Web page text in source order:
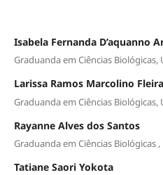
Isabela Fernanda D’aquanno
Graduanda em Ciências Biológicas,
Larissa Ramos Marcolino Fleira
Graduanda em Ciências Biológicas,
Rayanne Alves dos Santos
Graduanda em Ciências Biológicas ,
Tatiane Saori Yokota